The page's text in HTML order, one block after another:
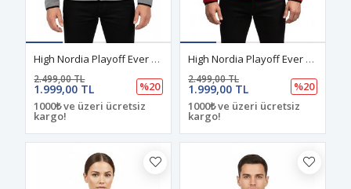
High Nordia Playoff Ever Wool Dış Katman Merino Ceket Gri
1.999,00 TL
2.499,00 TL
%20
1000₺ ve üzeri ücretsiz
kargo!
High Nordia Playoff Ever Wool Dış Katman Merino Ceket Kırmızı
1.999,00 TL
2.499,00 TL
%20
1000₺ ve üzeri ücretsiz
kargo!